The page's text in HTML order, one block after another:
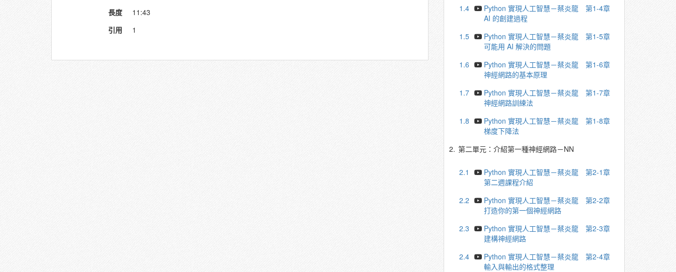
長度
11:43
引用
1
1.4
Python 實現人工智慧－蔡炎龍 第1-4章
AI 的創建過程
1.5
Python 實現人工智慧－蔡炎龍 第1-5章
可能用 AI 解決的問題
1.6
Python 實現人工智慧－蔡炎龍 第1-6章
神經網路的基本原理
1.7
Python 實現人工智慧－蔡炎龍 第1-7章
神經網路訓練法
1.8
Python 實現人工智慧－蔡炎龍 第1-8章
梯度下降法
2. 第二單元：介紹第一種神經網路－NN
2.1
Python 實現人工智慧－蔡炎龍 第2-1章
第二週課程介紹
2.2
Python 實現人工智慧－蔡炎龍 第2-2章
打造你的第一個神經網路
2.3
Python 實現人工智慧－蔡炎龍 第2-3章
建構神經網路
2.4
Python 實現人工智慧－蔡炎龍 第2-4章
輸入與輸出的格式整理